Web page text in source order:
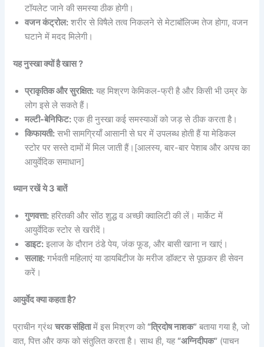
टॉयलेट जाने की समस्या ठीक होगी।
वजन कंट्रोल: शरीर से विषैले तत्व निकलने से मेटाबॉलिज्म तेज होगा, वजन
घटाने में मदद मिलेगी।
यह नुस्खा क्यों है खास ?
प्राकृतिक और सुरक्षित: यह मिश्रण केमिकल-फ्री है और किसी भी उम्र के
लोग इसे ले सकते हैं।
मल्टी-बेनिफिट: एक ही नुस्खा कई समस्याओं को जड़ से ठीक करता है।
किफायती: सभी सामग्रियाँ आसानी से घर में उपलब्ध होती हैं या मेडिकल
स्टोर पर सस्ते दामों में मिल जाती हैं।[आलस्य, बार-बार पेशाब और अपच का
आयुर्वेदिक समाधान]
ध्यान रखें ये 3 बातें
गुणवत्ता: हरितकी और सोंठ शुद्ध व अच्छी क्वालिटी की लें। मार्केट में
आयुर्वेदिक स्टोर से खरीदें।
डाइट: इलाज के दौरान ठंडे पेय, जंक फूड, और बासी खाना न खाएं।
सलाह: गर्भवती महिलाएं या डायबिटीज के मरीज डॉक्टर से पूछकर ही सेवन
करें।
आयुर्वेद क्या कहता है?
प्राचीन ग्रंथचरक संहितामें इस मिश्रण को “त्रिदोष नाशक” बताया गया है, जो
वात, पित्त और कफ को संतुलित करता है। साथ ही, यह “अग्निदीपक” (पाचन